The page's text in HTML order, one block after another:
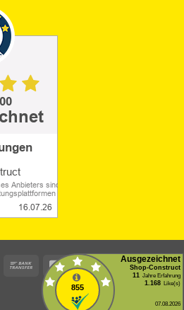
MasterCardBank
Transfer
Rechung